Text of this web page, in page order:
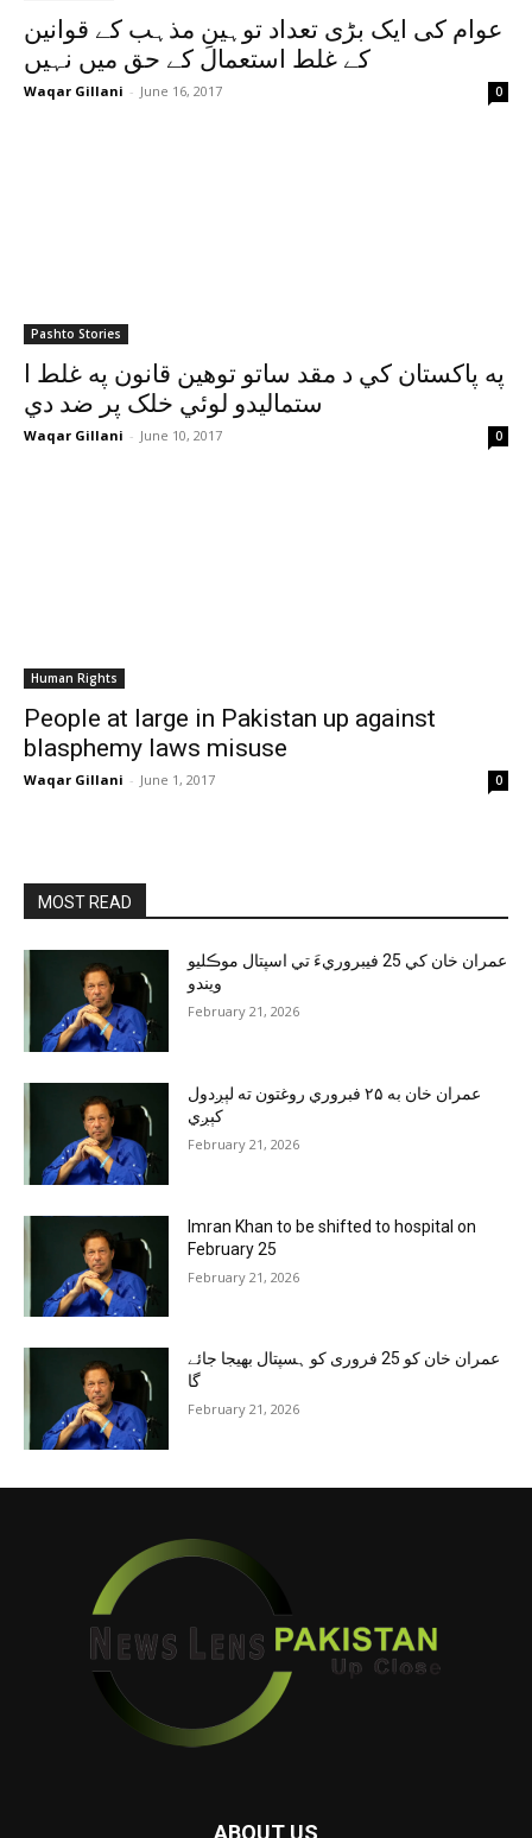
عوام کی ایک بڑی تعداد توہینِ مذہب کے قوانین
کے غلط استعمال کے حق میں نہیں
Waqar Gillani - June 16, 2017 0
Pashto Stories
په پاکستان کي د مقد ساتو توهين قانون په غلط ا
ستماليدو لوئي خلک پر ضد دي
Waqar Gillani - June 10, 2017 0
Human Rights
People at large in Pakistan up against
blasphemy laws misuse
Waqar Gillani - June 1, 2017 0
MOST READ
عمران خان کي 25 فيبروريءَ تي اسپتال موڪليو
ويندو
February 21, 2026
عمران خان به ۲۵ فبروري روغتون ته لېږدول
کېږي
February 21, 2026
Imran Khan to be shifted to hospital on
February 25
February 21, 2026
عمران خان کو 25 فروری کو ہسپتال بھیجا جائے
گا
February 21, 2026
ABOUT US